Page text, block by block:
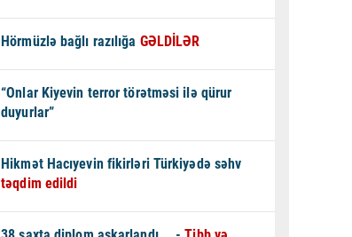
Hörmüzlə bağlı razılığa GƏLDİLƏR
“Onlar Kiyevin terror törətməsi ilə qürur
duyurlar”
Hikmət Hacıyevin fikirləri Türkiyədə səhv
təqdim edildi